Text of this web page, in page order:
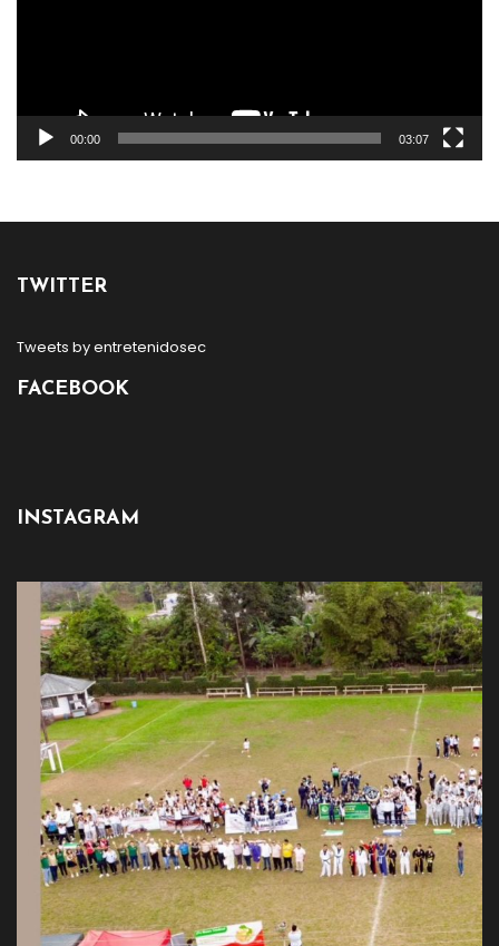
00:00 03:07
TWITTER
Tweets by entretenidosec
FACEBOOK
INSTAGRAM